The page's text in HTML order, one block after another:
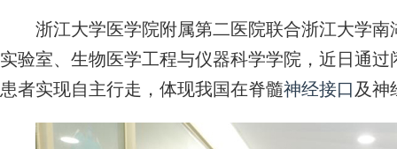
浙江大学医学院附属第二医院联合浙江大学南
实验室、生物医学工程与仪器科学学院，近日通过
患者实现自主行走，体现我国在脊髓神经接口 及神